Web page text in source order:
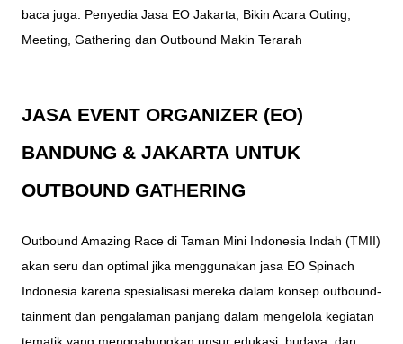
baca juga: Penyedia Jasa EO Jakarta, Bikin Acara Outing,
Meeting, Gathering dan Outbound Makin Terarah
JASA EVENT ORGANIZER (EO)
BANDUNG & JAKARTA UNTUK
OUTBOUND GATHERING
Outbound Amazing Race di Taman Mini Indonesia Indah (TMII)
akan seru dan optimal jika menggunakan jasa EO Spinach
Indonesia karena spesialisasi mereka dalam konsep outbound-
tainment dan pengalaman panjang dalam mengelola kegiatan